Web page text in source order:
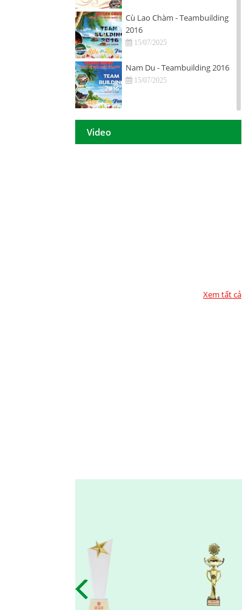
Cù Lao Chàm - Teambuilding
2016
15/07/2025
Nam Du - Teambuilding 2016
15/07/2025
Hội nghị tri ân khách hàng - Tiền
NĂM THÀNH LẬP
TỔNG KẾT HOẠT ĐỘNG KINH
DOANH NĂM 2017 & CHIẾN
LƯỢC PHÁT TRIỂN NĂM 2018
Video
Xem tất cả